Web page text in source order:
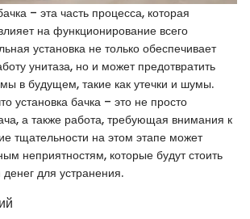
– эта часть процесса, которая
на функционирование всего
установка не только обеспечивает
унитаза, но и может предотвратить
в будущем, такие как утечки и шумы.
установка бачка – это не просто
а также работа, требующая внимания к
тщательности на этом этапе может
неприятностям, которые будут стоить
для устранения.